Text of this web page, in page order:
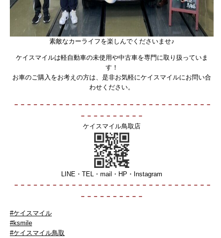
素敵なカーライフを楽しんでくださいませ♪
ケイスマイルは軽自動車の未使用や中古車を専門に取り扱っていま
す！
お車のご購入をお考えの方は、是非お気軽にケイスマイルにお問い合
わせください。
－－－－－－－－－－－－－－－－－－－－－－－－－－－－－－－
－－－－－－－－－－
ケイスマイル鳥取店
LINE・TEL・mail・HP・Instagram
－－－－－－－－－－－－－－－－－－ －－－－－－－－－－－－－
－－－－－－－－－－
#ケイスマイル
#ksmile
#ケイスマイル鳥取